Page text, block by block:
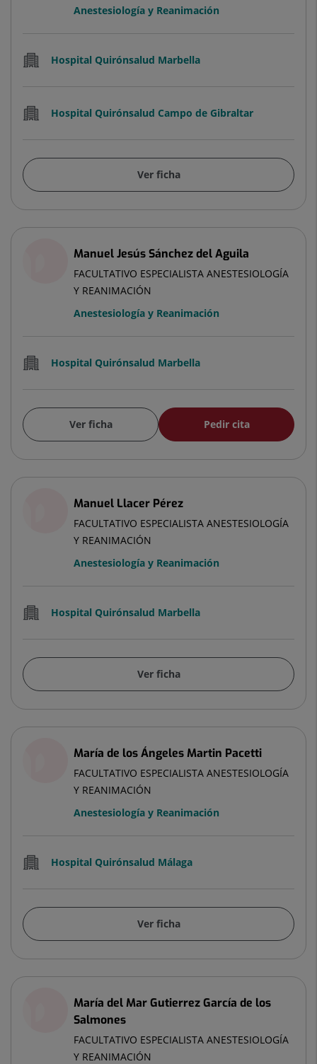
Anestesiología y Reanimación
Hospital Quirónsalud Marbella
Hospital Quirónsalud Campo de Gibraltar
Ver ficha
Manuel Jesús Sánchez del Aguila
FACULTATIVO ESPECIALISTA ANESTESIOLOGÍA
Y REANIMACIÓN
Anestesiología y Reanimación
Hospital Quirónsalud Marbella
Ver ficha Pedir cita
Manuel Llacer Pérez
FACULTATIVO ESPECIALISTA ANESTESIOLOGÍA
Y REANIMACIÓN
Anestesiología y Reanimación
Hospital Quirónsalud Marbella
Ver ficha
María de los Ángeles Martin Pacetti
FACULTATIVO ESPECIALISTA ANESTESIOLOGÍA
Y REANIMACIÓN
Anestesiología y Reanimación
Hospital Quirónsalud Málaga
Ver ficha
María del Mar Gutierrez García de los
Salmones
FACULTATIVO ESPECIALISTA ANESTESIOLOGÍA
Y REANIMACIÓN